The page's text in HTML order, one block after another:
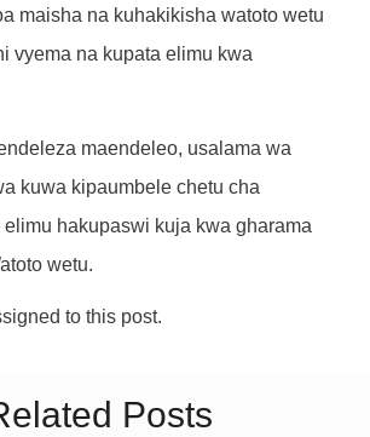
maisha na kuhakikisha watoto wetu
vyema na kupata elimu kwa
maendeleo, usalama wa
kuwa kipaumbele chetu cha
elimu hakupaswi kuja kwa gharama
wetu.
to this post.
Posts